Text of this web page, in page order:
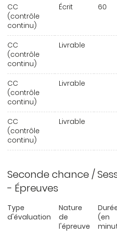
CC
(contrôle
continu)
Écrit 60
CC
(contrôle
continu)
Livrable
CC
(contrôle
continu)
Livrable
CC
(contrôle
continu)
Livrable
Seconde chance /
- Épreuves
Type
d'évaluation
Nature
de
l'épreuve
(en